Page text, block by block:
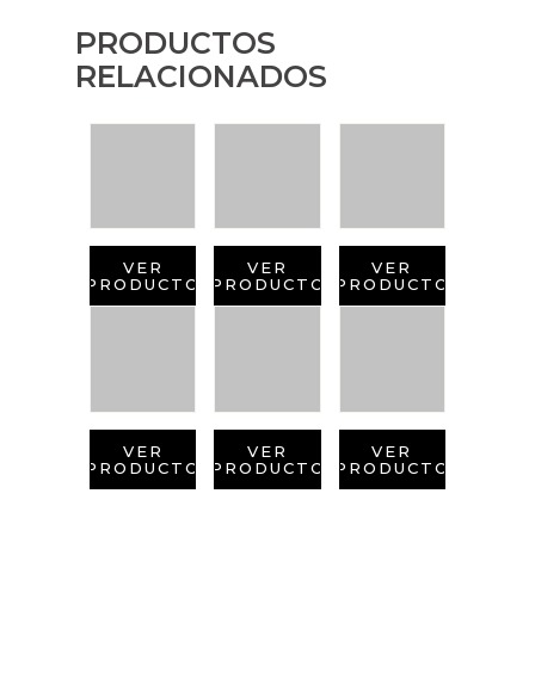
PRODUCTOS
RELACIONADOS
VER
PRODUCTO
VER
PRODUCTO
VER
PRODUCTO
VER
PRODUCTO
VER
PRODUCTO
VER
PRODUCTO